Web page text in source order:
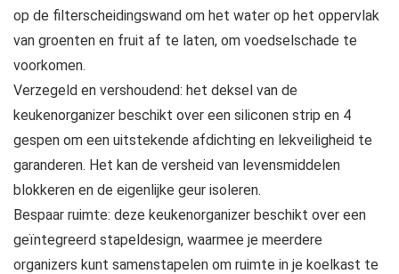
op de filterscheidingswand om het water op het oppervlak
van groenten en fruit af te laten, om voedselschade te
voorkomen.
Verzegeld en vershoudend: het deksel van de
keukenorganizer beschikt over een siliconen strip en 4
gespen om een uitstekende afdichting en lekveiligheid te
garanderen. Het kan de versheid van levensmiddelen
blokkeren en de eigenlijke geur isoleren.
Bespaar ruimte: deze keukenorganizer beschikt over een
geïntegreerd stapeldesign, waarmee je meerdere
organizers kunt samenstapelen om ruimte in je koelkast te